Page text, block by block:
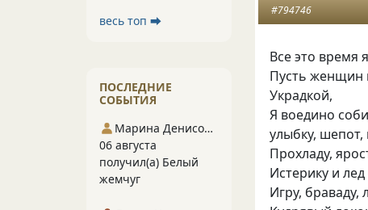
#794746
Все это время
Пусть женщин
Украдкой,
Я воедино
улыбку, шепот,
Прохладу,
Истерику и
Игру, браваду,
весь топ ⮕
ПОСЛЕДНИЕ
СОБЫТИЯ
Марина Денисова 5
06 августа
получил(а) Белый
жемчуг